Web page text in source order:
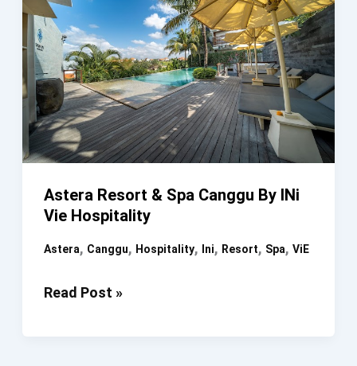
Astera Resort & Spa Canggu By INi
Vie Hospitality
Astera, Canggu, Hospitality, Ini, Resort, Spa, ViE
Astera
Read Post »